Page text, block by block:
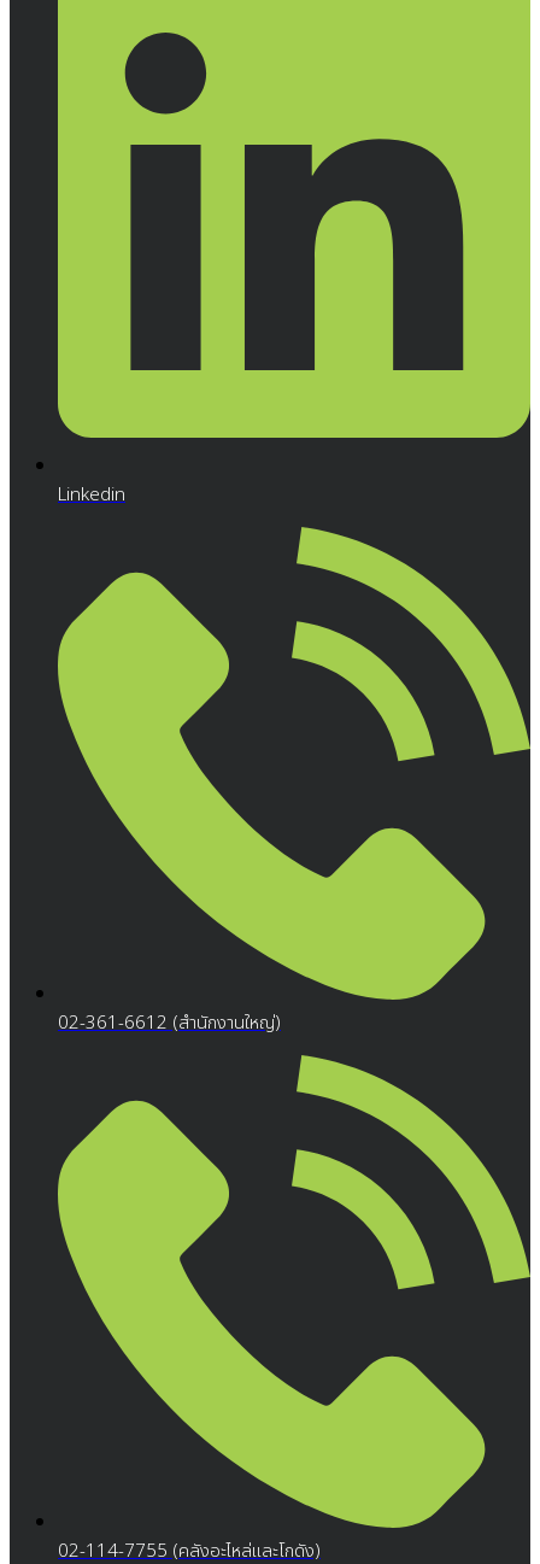
Linkedin
02-361-6612 (สำนักงานใหญ่)
02-114-7755 (คลังอะไหล่และโกดัง)